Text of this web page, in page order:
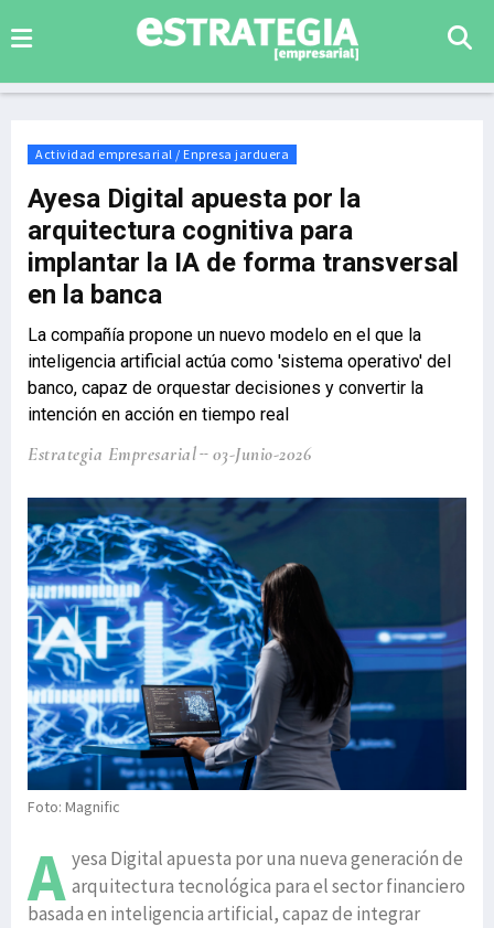
Actividad empresarial / Enpresa jarduera
Ayesa Digital apuesta por la
arquitectura cognitiva para
implantar la IA de forma transversal
en la banca
La compañía propone un nuevo modelo en el que la
inteligencia artificial actúa como 'sistema operativo' del
banco, capaz de orquestar decisiones y convertir la
intención en acción en tiempo real
Estrategia Empresarial 03-Junio-2026
Foto: Magnific
A yesa Digital apuesta por una nueva generación de
arquitectura tecnológica para el sector financiero
basada en inteligencia artificial, capaz de integrar